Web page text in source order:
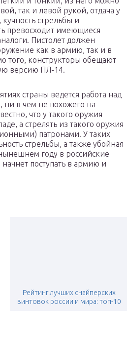
так и левой рукой, отдача у
стрельбы и
превосходит имеющиеся
Пистолет должен
как в армию, так и в
того, конструкторы обещают
версию ПЛ-14.
страны ведется работа над
ни в чем не похожего на
что у такого оружия
а стрелять из такого оружия
патронами. У таких
стрельбы, а также убойная
году в российские
поступать в армию и
Рейтинг лучших снайперских
винтовок россии и мира: топ-10